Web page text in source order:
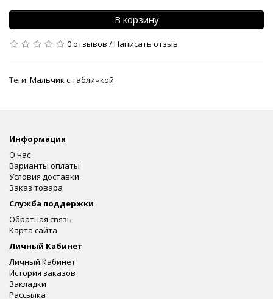
В корзину
0 отзывов /Написать отзыв
Теги: Мальчик с табличкой
Информация
О нас
Варианты оплаты
Условия доставки
Заказ товара
Служба поддержки
Обратная связь
Карта сайта
Личный Кабинет
Личный Кабинет
История заказов
Закладки
Рассылка